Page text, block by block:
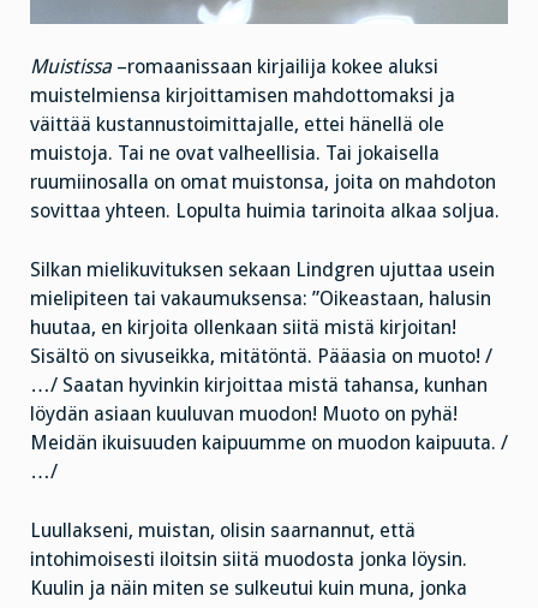
Muistissa –romaanissaan kirjailija kokee aluksi
muistelmiensa kirjoittamisen mahdottomaksi ja
väittää kustannustoimittajalle, ettei hänellä ole
muistoja. Tai ne ovat valheellisia. Tai jokaisella
ruumiinosalla on omat muistonsa, joita on mahdoton
sovittaa yhteen. Lopulta huimia tarinoita alkaa soljua.
Silkan mielikuvituksen sekaan Lindgren ujuttaa usein
mielipiteen tai vakaumuksensa: ”Oikeastaan, halusin
huutaa, en kirjoita ollenkaan siitä mistä kirjoitan!
Sisältö on sivuseikka, mitätöntä. Pääasia on muoto! /
…/ Saatan hyvinkin kirjoittaa mistä tahansa, kunhan
löydän asiaan kuuluvan muodon! Muoto on pyhä!
Meidän ikuisuuden kaipuumme on muodon kaipuuta. /
…/
Luullakseni, muistan, olisin saarnannut, että
intohimoisesti iloitsin siitä muodosta jonka löysin.
Kuulin ja näin miten se sulkeutui kuin muna, jonka